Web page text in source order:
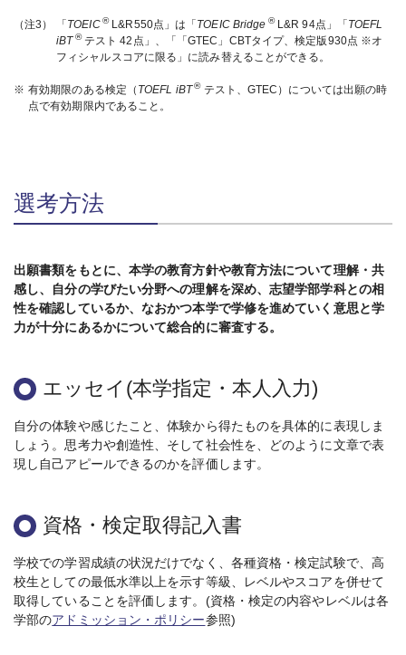
（注3） 「 TOEIC ®L&R550点」は「 TOEIC Bridge ®L&R 94点」「 TOEFL
iBT ®テスト 42点」、「「GTEC」CBTタイプ、検定版930点 ※オ
フィシャルスコアに限る」に読み替えることができる。
※ 有効期限のある検定（ TOEFL iBT ®テスト、GTEC）については出願の時
点で有効期限内であること。
選考方法
出願書類をもとに、本学の教育方針や教育方法について理解・共
感し、自分の学びたい分野への理解を深め、志望学部学科との相
性を確認しているか、なおかつ本学で学修を進めていく意思と学
力が十分にあるかについて総合的に審査する。
エッセイ(本学指定・本人入力)
自分の体験や感じたこと、体験から得たものを具体的に表現しま
しょう。思考力や創造性、そして社会性を、どのように文章で表
現し自己アピールできるのかを評価します。
資格・検定取得記入書
学校での学習成績の状況だけでなく、各種資格・検定試験で、高
校生としての最低水準以上を示す等級、レベルやスコアを併せて
取得していることを評価します。(資格・検定の内容やレベルは各
学部のアドミッション・ポリシー参照)